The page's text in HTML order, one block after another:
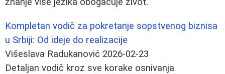
Kompletan vodič za pokretanje sopstvenog biznisa
u Srbiji: Od ideje do realizacije
Višeslava Radukanović 2026-02-23
Detaljan vodič kroz sve korake osnivanja